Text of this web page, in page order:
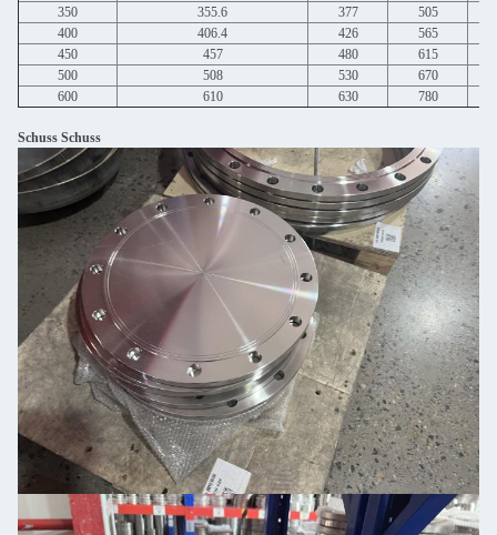
350
355.6 377
505
400
406.4 426
565
450
457 480
615
500
508 530
670
600
610 630 780
Schuss Schuss